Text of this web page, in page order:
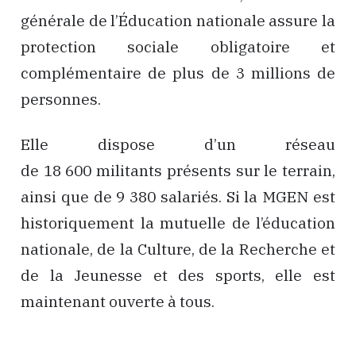
générale de l’Éducation nationale assure la
protection sociale obligatoire et
complémentaire de plus de 3 millions de
personnes.
Elle dispose d’un réseau
de 18 600 militants présents sur le terrain,
ainsi que de 9 380 salariés. Si la MGEN est
historiquement la mutuelle de l’éducation
nationale, de la Culture, de la Recherche et
de la Jeunesse et des sports, elle est
maintenant ouverte à tous.